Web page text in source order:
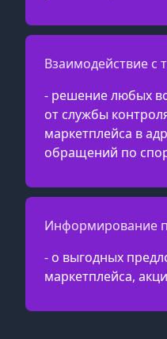
Взаимодействие с
- решение любых
от службы
маркетплейса в
обращений по
Информирование
- о выгодных
маркетплейса,